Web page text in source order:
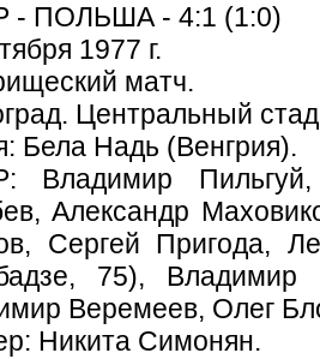
- ПОЛЬША - 4:1 (1:0)
1977 г.
матч.
Центральный
Бела Надь (Венгрия).
Владимир
Александр
Сергей Пригода,
75), Владимир
Веремеев, Олег
Никита Симонян.